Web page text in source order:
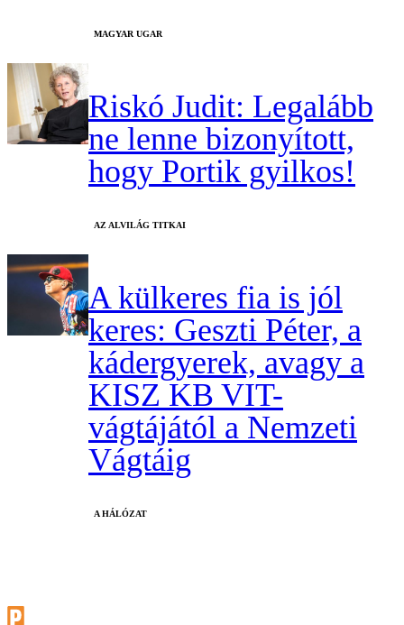
MAGYAR UGAR
Riskó Judit: Legalább
ne lenne bizonyított,
hogy Portik gyilkos!
AZ ALVILÁG TITKAI
A külkeres fia is jól
keres: Geszti Péter, a
kádergyerek, avagy a
KISZ KB VIT-
vágtájától a Nemzeti
Vágtáig
A HÁLÓZAT